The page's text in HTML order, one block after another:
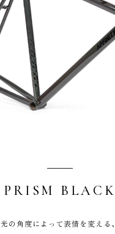
PRISM BLACK
光の角度によって表情を変える、